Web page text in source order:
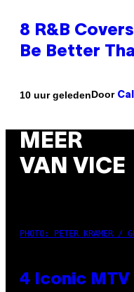
8 R&B
Be Better
10 uur geledenDoor
MEER
VAN VICE
PHOTO: PETER KRAMER /
4 Iconic MTV